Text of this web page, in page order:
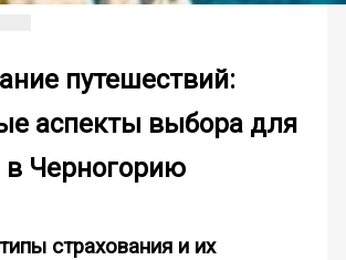
путешествий:
аспекты выбора для
в Черногорию
страхования и их